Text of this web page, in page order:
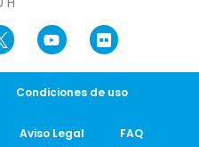
Condiciones de uso
Aviso Legal FAQ